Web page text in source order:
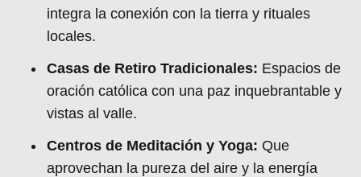
integra la conexión con la tierra y rituales
locales.
Casas de Retiro Tradicionales: Espacios de
oración católica con una paz inquebrantable y
vistas al valle.
Centros de Meditación y Yoga: Que
aprovechan la pureza del aire y la energía